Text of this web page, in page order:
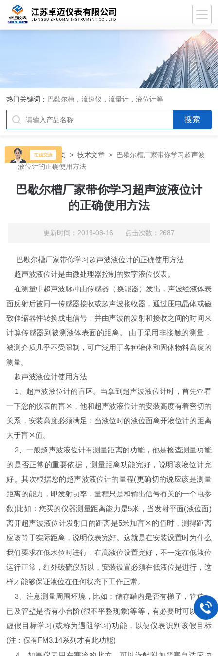
热门关键词： 巴歇尔槽，流速仪，流量计，液位计等
当前位置：首页 >技术文章 > 巴歇尔槽厂家带你学习超声波
液位计的正确使用方法
巴歇尔槽厂家带你学习超声波液位计
的正确使用方法
更新时间：2019-08-16 点击次数：2687
巴歇尔槽厂家带你学习超声波液位计的正确使用方法
超声波液位计是由微处理器控制的数字液位仪表。
在测量中超声波脉冲由传感器（换能器）发出，声波经液体表
面反射后被同一传感器接收或超声波接收器，通过压电晶体或磁
致伸缩器件转换成电信号，并由声波的发射和接收之间的时间来
计算传感器到被测液体表面的距离。 由于采用非接触的测量，
被测介质几乎不受限制，可广泛用于各种液体和固体物料高度的
测量。
超声波液位计使用方法
1、超声波液位计的盲区。当拿到超声波液位计时，首先查看
一下您的仪表的盲区，他和超声波液位计的安装高度有着密切的
关系，安装高度必须满足：当液位时的液位面离开液位计的距离
大于盲区值。
2、一般超声波液位计有测量距离的功能，他是检查测量功能
的是否正常的重要依据，测量距离功能完好，说明该液位计完
好。其次根据您的超声波液位计的量程(更确切的说应该是测量
距离的能力，即发射功率，量程只是和输出信号有关的一个电参
数)比如：您买的仪器测量距离能力是5米，当发射平面(液位面)
离开超声波液位计发射口的距离是5米加盲区的值时，测得距离
应该等于实际距离，说明仪表完好。这就是在安装设置时为什么
我们要求在低水位时进行，在高液位设置完好，不一定在低液位
运行正常，红外碳硫仪所以，安装设置必须在低液位是进行，这
样才能够保证液位在任何状态下工作正常。
3、注意测量周围环境，比如：储存罐内是否有梯子，管道，
已及管壁是否有小台阶(很不平整现象)等等，有必要时可以起用
虚假目标学习(或称为遇阻学习)功能，以便仪表识别该假目标
(注：仅有FM3.14系列才有此功能)